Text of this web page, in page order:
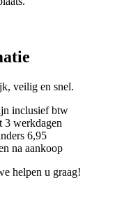
veilig en snel.
inclusief btw
3 werkdagen
6,95
na aankoop
helpen u graag!